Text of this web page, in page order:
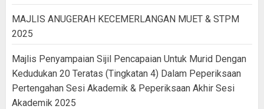
MAJLIS ANUGERAH KECEMERLANGAN MUET & STPM
2025
Majlis Penyampaian Sijil Pencapaian Untuk Murid Dengan
Kedudukan 20 Teratas (Tingkatan 4) Dalam Peperiksaan
Pertengahan Sesi Akademik & Peperiksaan Akhir Sesi
Akademik 2025